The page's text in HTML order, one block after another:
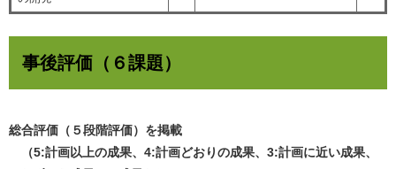
事後評価（６課題）
総合評価（５段階評価）を掲載
（5:計画以上の成果、4:計画どおりの成果、3:計画に近い成果、